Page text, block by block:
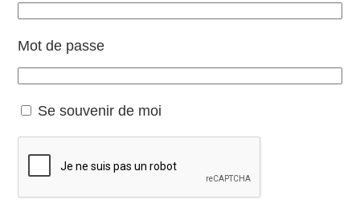
Mot de passe
Se souvenir de moi